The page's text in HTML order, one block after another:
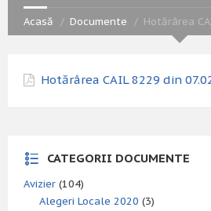
Acasă Documente Hotărârea
Hotărârea CAIL 8229 din
CATEGORII DOCUMENTE
Avizier (104)
Alegeri Locale 2020 (3)